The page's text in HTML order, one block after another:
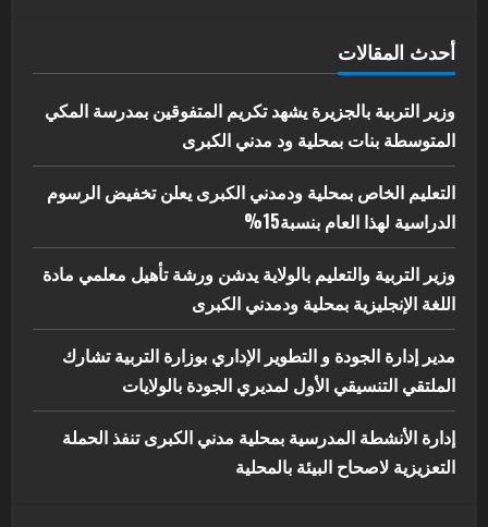
5
البيئة بالمحلية
يوليو 29, 2026
أحدث المقالات
وزير التربية بالجزيرة يشهد تكريم المتفوقين بمدرسة المكي
المتوسطة بنات بمحلية ود مدني الكبرى
التعليم الخاص بمحلية ودمدني الكبرى يعلن تخفيض الرسوم
الدراسية لهذا العام بنسبة15%
وزير التربية والتعليم بالولاية يدشن ورشة تأهيل معلمي مادة
اللغة الإنجليزية بمحلية ودمدني الكبرى
مدير إدارة الجودة و التطوير الإداري بوزارة التربية تشارك
الملتقي التنسيقي الأول لمديري الجودة بالولايات
إدارة الأنشطة المدرسية بمحلية مدني الكبرى تنفذ الحملة
التعزيزية لاصحاح البيئة بالمحلية